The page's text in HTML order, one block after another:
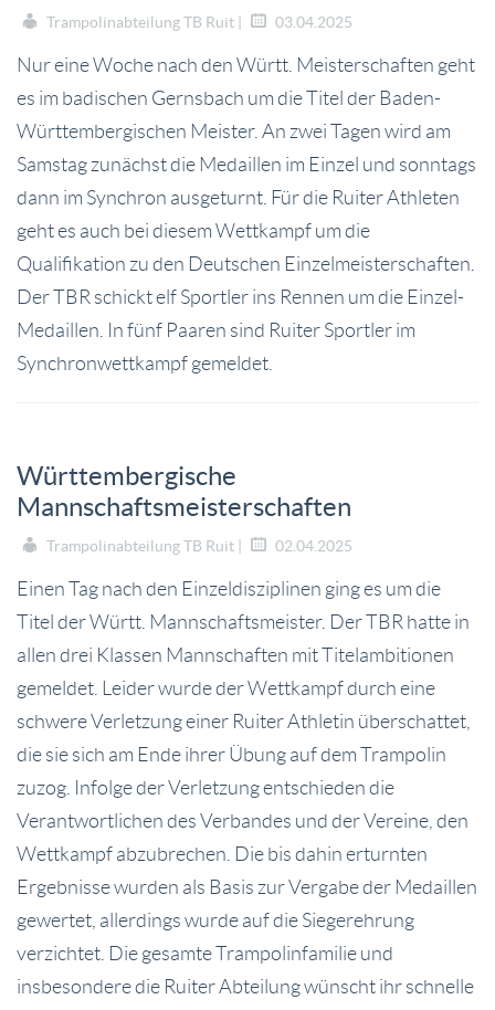
Trampolinabteilung TB Ruit | 03.04.2025
Nur eine Woche nach den Württ. Meisterschaften geht
es im badischen Gernsbach um die Titel der Baden-
Württembergischen Meister. An zwei Tagen wird am
Samstag zunächst die Medaillen im Einzel und sonntags
dann im Synchron ausgeturnt. Für die Ruiter Athleten
geht es auch bei diesem Wettkampf um die
Qualifikation zu den Deutschen Einzelmeisterschaften.
Der TBR schickt elf Sportler ins Rennen um die Einzel-
Medaillen. In fünf Paaren sind Ruiter Sportler im
Synchronwettkampf gemeldet.
Württembergische
Mannschaftsmeisterschaften
Trampolinabteilung TB Ruit | 02.04.2025
Einen Tag nach den Einzeldisziplinen ging es um die
Titel der Württ. Mannschaftsmeister. Der TBR hatte in
allen drei Klassen Mannschaften mit Titelambitionen
gemeldet. Leider wurde der Wettkampf durch eine
schwere Verletzung einer Ruiter Athletin überschattet,
die sie sich am Ende ihrer Übung auf dem Trampolin
zuzog. Infolge der Verletzung entschieden die
Verantwortlichen des Verbandes und der Vereine, den
Wettkampf abzubrechen. Die bis dahin erturnten
Ergebnisse wurden als Basis zur Vergabe der Medaillen
gewertet, allerdings wurde auf die Siegerehrung
verzichtet. Die gesamte Trampolinfamilie und
insbesondere die Ruiter Abteilung wünscht ihr schnelle